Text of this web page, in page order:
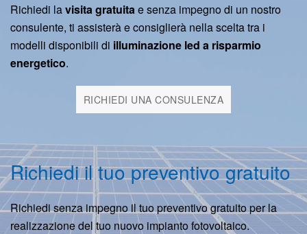
Richiedi lavisita gratuitae senza impegno di un nostro
consulente, ti assisterà e consiglierà nella scelta tra i
modelli disponibili di illuminazione led a risparmio
energetico.
RICHIEDI UNA CONSULENZA
Richiedi il tuo preventivo gratuito
Richiedi senza impegno il tuo preventivo gratuito per la
realizzazione del tuo nuovo impianto fotovoltaico.